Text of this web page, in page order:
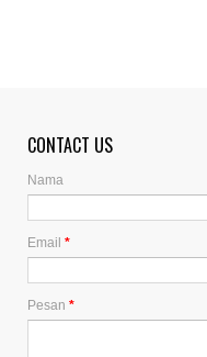
CONTACT US
Nama
Email*
Pesan*